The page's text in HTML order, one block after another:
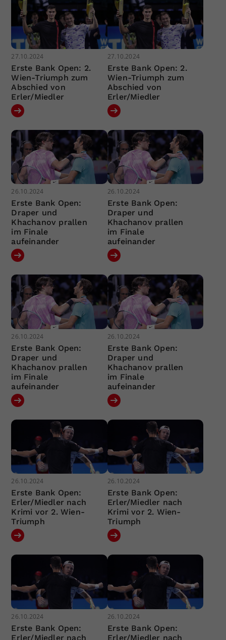
27.10.2024
Erste Bank Open: 2.
Wien-Triumph zum
Abschied von
Erler/Miedler
27.10.2024
Erste Bank Open: 2.
Wien-Triumph zum
Abschied von
Erler/Miedler
26.10.2024
Erste Bank Open:
Draper und
Khachanov prallen
im Finale
aufeinander
26.10.2024
Erste Bank Open:
Draper und
Khachanov prallen
im Finale
aufeinander
26.10.2024
Erste Bank Open:
Draper und
Khachanov prallen
im Finale
aufeinander
26.10.2024
Erste Bank Open:
Draper und
Khachanov prallen
im Finale
aufeinander
26.10.2024
Erste Bank Open:
Erler/Miedler nach
Krimi vor 2. Wien-
Triumph
26.10.2024
Erste Bank Open:
Erler/Miedler nach
Krimi vor 2. Wien-
Triumph
26.10.2024
Erste Bank Open:
Erler/Miedler nach
26.10.2024
Erste Bank Open:
Erler/Miedler nach